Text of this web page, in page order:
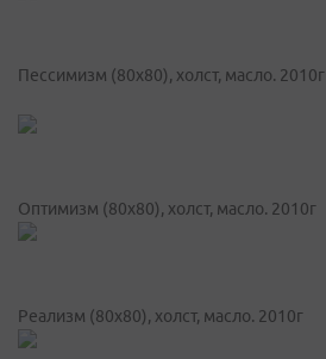
Пессимизм (80х80), холст, масло. 2010г
Оптимизм (80х80), холст, масло. 2010г
Реализм (80х80), холст, масло. 2010г